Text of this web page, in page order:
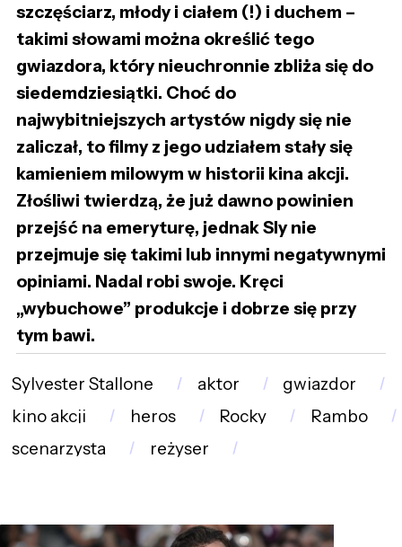
szczęściarz, młody i ciałem (!) i duchem –
takimi słowami można określić tego
gwiazdora, który nieuchronnie zbliża się do
siedemdziesiątki. Choć do
najwybitniejszych artystów nigdy się nie
zaliczał, to filmy z jego udziałem stały się
kamieniem milowym w historii kina akcji.
Złośliwi twierdzą, że już dawno powinien
przejść na emeryturę, jednak Sly nie
przejmuje się takimi lub innymi negatywnymi
opiniami. Nadal robi swoje. Kręci
„wybuchowe” produkcje i dobrze się przy
tym bawi.
Sylvester Stallone aktor
gwiazdor
kino akcji
heros Rocky
Rambo
scenarzysta
reżyser